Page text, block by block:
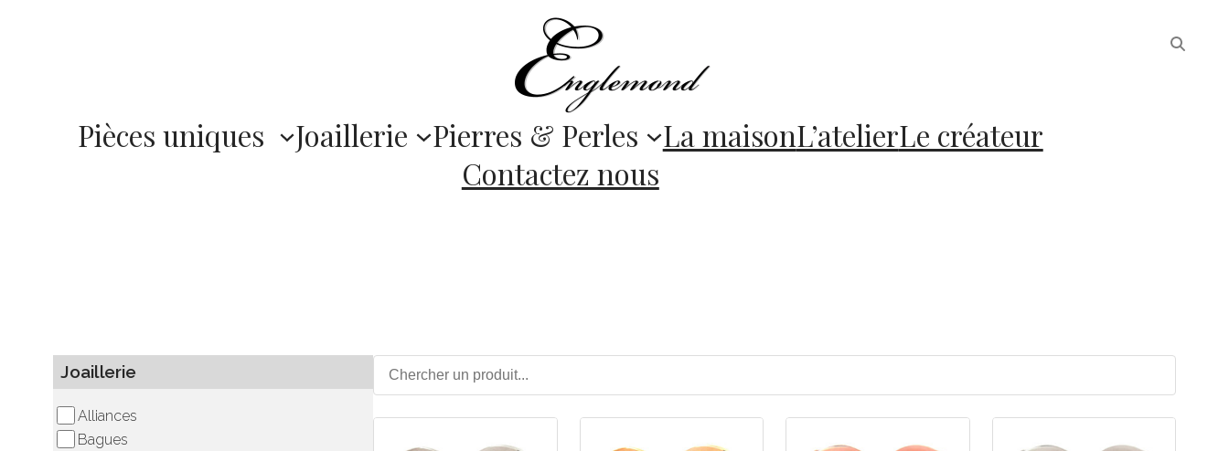
Pièces uniques Joaillerie Pierres & Perles La maisonL’atelierLe créateur
Contactez nous
Joaillerie
Alliances
Bagues